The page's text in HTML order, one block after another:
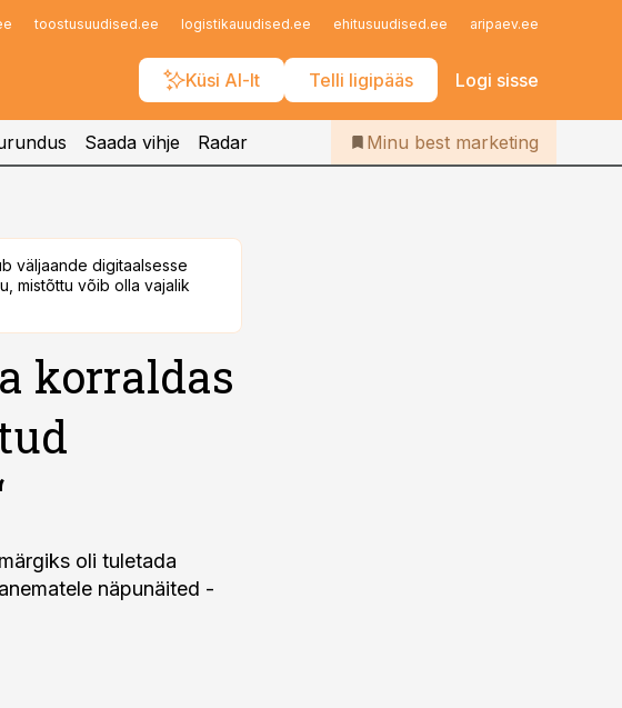
toostusuudised.ee logistikauudised.ee ehitusuudised.ee aripaev.ee
Küsi AI-lt Telli ligipääs Logi sisse
Iseteenindus
Telli Bestmarketing
Saada vihje Radar Minu best marketing
väljaande digitaalsesse
mistõttu võib olla vajalik
korraldas
oli tuletada
näpunäited -